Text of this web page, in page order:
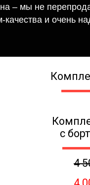
– мы не
качества и очень
с
4